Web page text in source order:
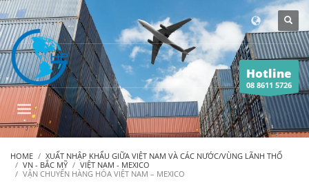
Hotline
08 8611 5726
HOME
XUẤT NHẬP KHẨU GIỮA VIỆT NAM VÀ CÁC NƯỚC/VÙNG LÃNH THỔ
VN - BẮC MỸ
VIỆT NAM - MEXICO
VẬN CHUYỂN HÀNG HÓA VIỆT NAM – MEXICO